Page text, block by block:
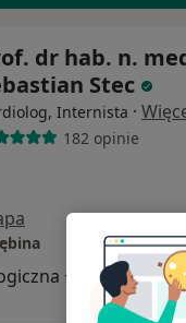
dr hab. n.
Stec
Internista ·
182 opinie
+ EKG